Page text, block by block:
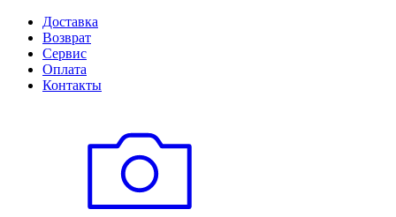
Доставка
Возврат
Сервис
Оплата
Контакты